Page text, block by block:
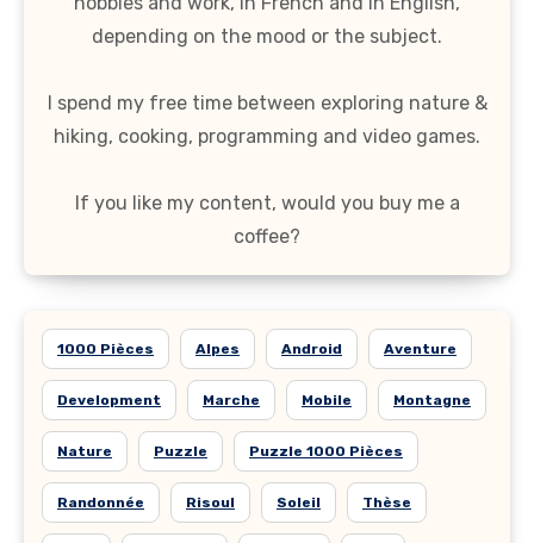
depending on the mood or the subject.
I spend my free time between exploring nature &
hiking, cooking, programming and video games.
If you like my content, would you buy me a
coffee?
1000 Pièces Alpes Android Aventure
Development Marche Mobile Montagne
Nature Puzzle Puzzle 1000 Pièces
Randonnée Risoul Soleil Thèse